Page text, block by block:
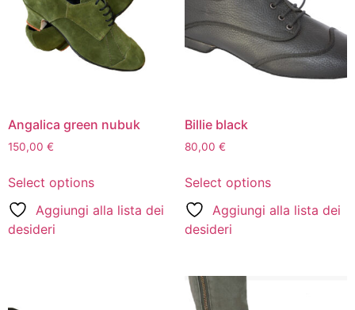
Angalica green nubuk
150,00 €
Select options
Aggiungi alla lista dei
desideri
Billie black
80,00 €
Select options
Aggiungi alla lista dei
desideri